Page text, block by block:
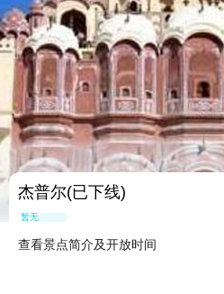
杰普尔(已下线)
暂无点评
查看景点简介及开放时间
